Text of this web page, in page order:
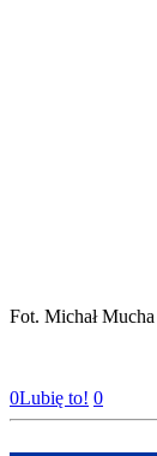
Fot. Michał Mucha
0Lubię to! 0